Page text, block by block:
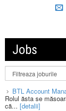
Jobs
BTL Account
Rolul ăsta se
că... [detalii]